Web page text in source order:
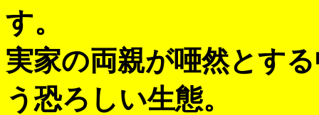
す。
実家の両親が唖然とす
う恐ろしい生態。